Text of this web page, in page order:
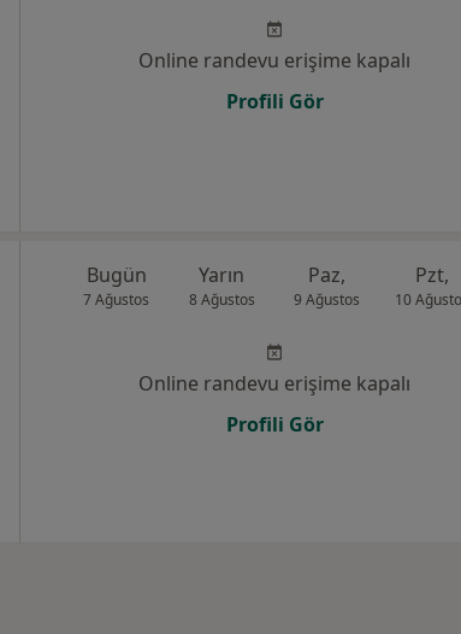
Online randevu erişime kapalı
Profili Gör
Bugün
7 Ağustos
Yarın
8 Ağustos
Paz,
9 Ağustos
Pzt,
10
Online randevu erişime kapalı
Profili Gör